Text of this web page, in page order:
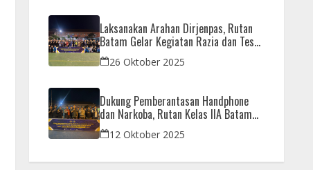
Laksanakan Arahan Dirjenpas, Rutan
Batam Gelar Kegiatan Razia dan Tes
Urine Bersama APH
26 Oktober 2025
Dukung Pemberantasan Handphone
dan Narkoba, Rutan Kelas IIA Batam
Gelar Razia Bersama Aparat Penegak
Hukum
12 Oktober 2025